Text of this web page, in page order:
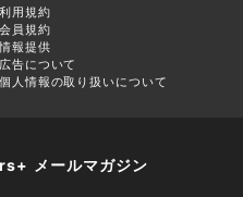
利用規約
会員規約
情報提供
広告について
個人情報の取り扱いについて
メールマガジン